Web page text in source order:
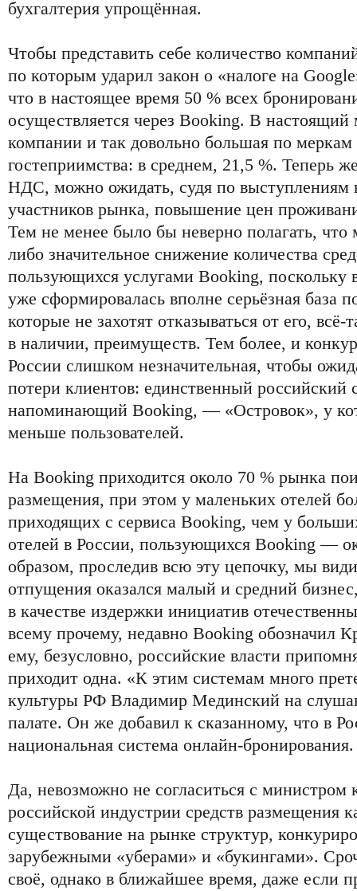
бухгалтерия упрощённая.
Чтобы представить себе количество
по которым ударил закон о «налоге на
что в настоящее время 50 % всех
осуществляется через Booking. В
компании и так довольно большая по
гостеприимства: в среднем, 21,5 %. Теперь
НДС, можно ожидать, судя по выступлениям
участников рынка, повышение цен
Тем не менее было бы неверно полагать, что
либо значительное снижение количества
пользующихся услугами Booking, поскольку
уже сформировалась вполне серьёзная база
которые не захотят отказываться от его,
в наличии, преимуществ. Тем более, и
России слишком незначительная, чтобы
потери клиентов: единственный российский
напоминающий Booking, — «Островок», у
меньше пользователей.
На Booking приходится около 70 % рынка
размещения, при этом у маленьких отелей
приходящих с сервиса Booking, чем у
отелей в России, пользующихся Booking —
образом, проследив всю эту цепочку, мы
отпущения оказался малый и средний
в качестве издержки инициатив
всему прочему, недавно Booking обозначил
ему, безусловно, российские власти
приходит одна. «К этим системам много
культуры РФ Владимир Мединский на
палате. Он же добавил к сказанному, что в
национальная система онлайн-бронирования.
Да, невозможно не согласиться с министром
российской индустрии средств размещения
существование на рынке структур,
зарубежными «уберами» и «букингами».
своё, однако в ближайшее время, даже если